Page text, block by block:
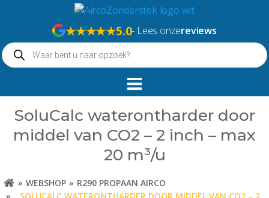
springen
★★★★★5.0- Lees onzereviews
Producten
zoeken
SoluCalc waterontharder door
middel van CO2 – 2 inch – max
20 m³/u
WEBSHOP
R290 PROPAAN AIRCO